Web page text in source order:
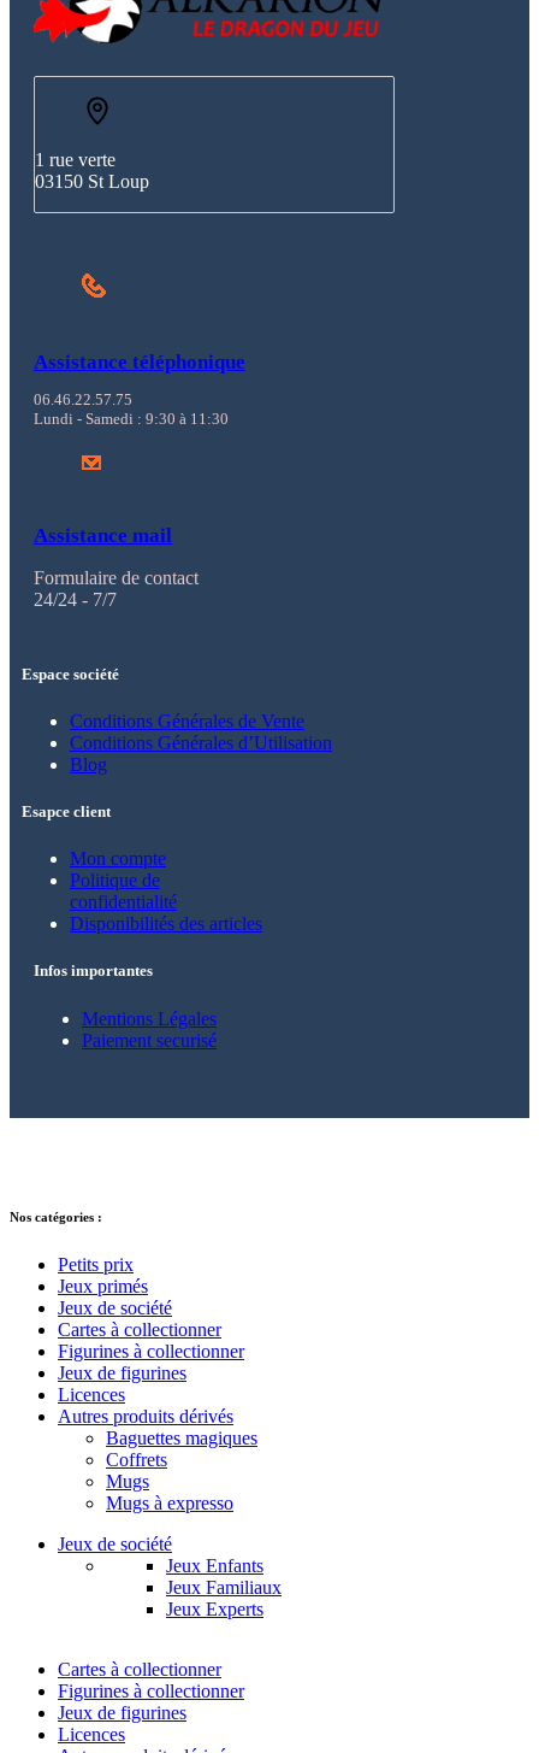
1 rue verte
03150 St Loup
Assistance téléphonique
06.46.22.57.75
Lundi - Samedi : 9:30 à 11:30
Assistance mail
Formulaire de contact
24/24 - 7/7
Espace société
Conditions Générales de Vente
Conditions Générales d’Utilisation
Blog
Esapce client
Mon compte
Politique de
confidentialité
Disponibilités des articles
Infos importantes
Mentions Légales
Paiement securisé
Nos catégories :
Petits prix
Jeux primés
Jeux de société
Cartes à collectionner
Figurines à collectionner
Jeux de figurines
Licences
Autres produits dérivés
Baguettes magiques
Coffrets
Mugs
Mugs à expresso
Jeux de société
Jeux Enfants
Jeux Familiaux
Jeux Experts
Cartes à collectionner
Figurines à collectionner
Jeux de figurines
Licences